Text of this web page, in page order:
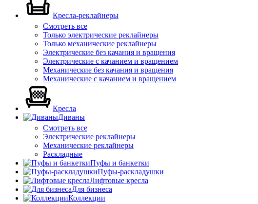
Кресла-реклайнеры
Смотреть все
Только электрические реклайнеры
Только механические реклайнеры
Электрические без качания и вращения
Электрические с качанием и вращением
Механические без качания и вращения
Механические с качанием и вращением
Кресла
Диваны
Смотреть все
Электрические реклайнеры
Механические реклайнеры
Раскладные
Пуфы и банкетки
Пуфы-раскладушки
Лифтовые кресла
Для бизнеса
Коллекции